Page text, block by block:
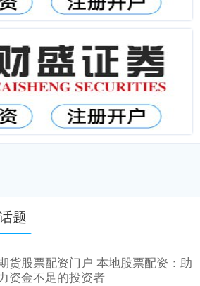
题
货股票配资门户 本地股票配资：助
资金不足的投资者